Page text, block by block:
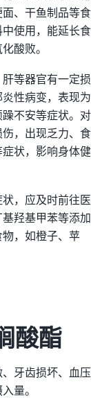
、干鱼制品等食
使用，能延长食
酸败。
等器官有一定损
性病变，表现为
不安等症状。对
，出现乏力、食
状，影响身体健
，应及时前往医
羟基甲苯等添加
，如橙子、苹
酸酯
牙齿损坏、血压
量。